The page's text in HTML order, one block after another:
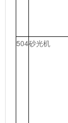
504砂光机